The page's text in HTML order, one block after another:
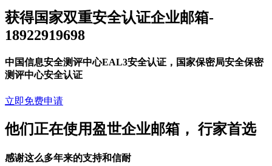
获得国家双重安全认证企业邮箱-
18922919698
中国信息安全测评中心EAL3安全认证，国家保密局安全保密
测评中心安全认证
立即免费申请
他们正在使用盈世企业邮箱， 行家首选
感谢这么多年来的支持和信耐